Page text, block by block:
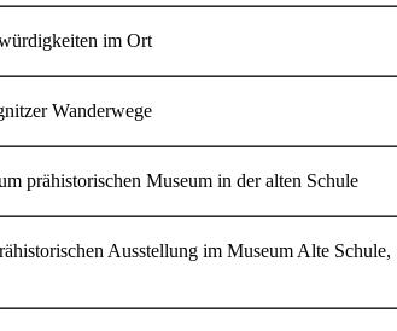
im Ort
Wanderwege
prähistorischen Museum in der alten Schule
Ausstellung im Museum Alte Schule,